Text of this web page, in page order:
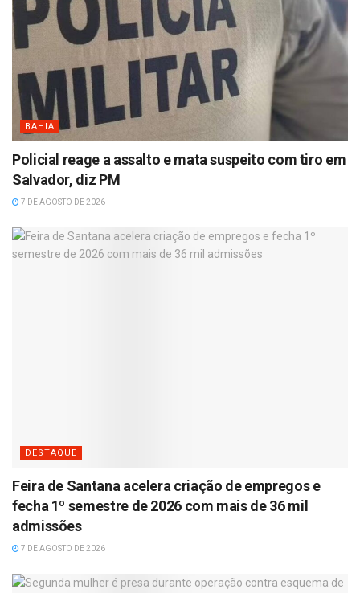
BAHIA
Policial reage a assalto e mata suspeito com tiro em
Salvador, diz PM
7 DE AGOSTO DE 2026
DESTAQUE
Feira de Santana acelera criação de empregos e
fecha 1º semestre de 2026 com mais de 36 mil
admissões
7 DE AGOSTO DE 2026